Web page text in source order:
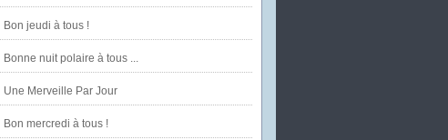
Bon jeudi à tous !
Bonne nuit polaire à tous ...
Une Merveille Par Jour
Bon mercredi à tous !